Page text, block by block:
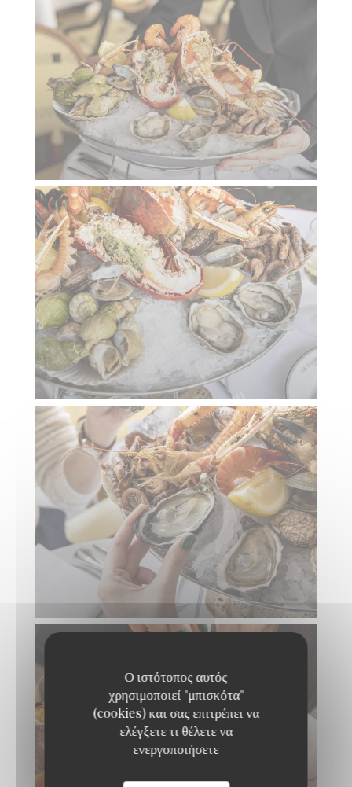
Ο ιστότοπος αυτός
χρησιμοποιεί "μπισκότα"
(cookies) και σας επιτρέπει να
ελέγξετε τι θέλετε να
ενεργοποιήσετε